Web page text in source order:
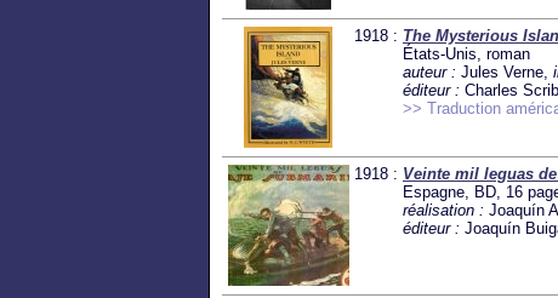
1918 : The Mysterious
États-Unis, roman
auteur : Jules Verne,
éditeur : Charles
>> Traduction
1918 : Veinte mil leguas
Espagne, BD, 16
réalisation : Joaquín
éditeur : Joaquín